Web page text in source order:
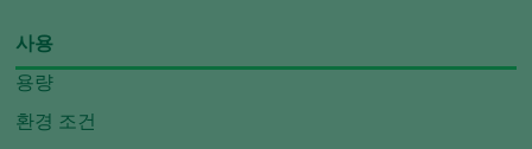
사용
용량
환경 조건